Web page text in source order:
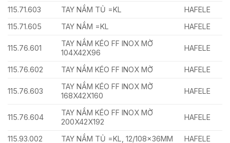
115.71.603
TAY NẮM TỦ =KL
HAFELE
115.71.605
TAY NẮM =KL HAFELE
115.76.601
TAY NẮM KÉO FF INOX MỜ
104X42X96
HAFELE
115.76.602 TAY NẮM KÉO FF INOX MỜ HAFELE
115.76.603
TAY NẮM KÉO FF INOX MỜ
168X42X160
HAFELE
115.76.604
TAY NẮM KÉO FF INOX MỜ
200X42X192
HAFELE
115.93.002 TAY NẮM TỦ =KL, 12/108x36MM HAFELE